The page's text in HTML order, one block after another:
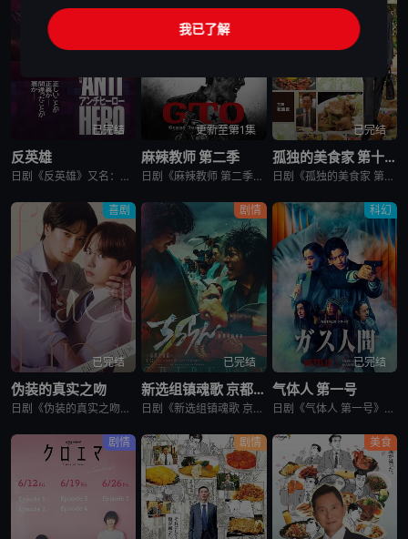
已完结
反英雄
日剧《反英雄》又名：ANTI HERO,アンチヒーロー，讲述了：本剧超越了“律政电视剧”的框架，通过长谷川博己饰演的反英雄，向观众传达“正义到底是什么?”“被认为是世上的恶，真的是坏事吗?”，以快速的
更新至第1集
麻辣教师 第二季
日剧《麻辣教师 第二季》又名：GTO 2,GTO 続編，讲述了：故事背景设定在由大型企业出资设立的私立诚进学园。在这个推崇数字化管理、师生评价透明化的“令和教育现场”，52岁的鬼塚英吉将出任班主任。面
已完结
孤独的美食家 第十一季
日剧《孤独的美食家 第十一季》又名：孤独のグルメ Season11，讲述了：《孤独的美食家》 第11季宣布回归，定档4月3日开播。这也是继2022年10月第10季播出以来，该系列时隔三年半再次推出新一
喜剧
已完结
伪装的真实之吻
日剧《伪装的真实之吻》又名：Fake Fact Lips,フェイクファクトリップス，讲述了：四谷良与志藤全自高中时代起便是竞争对手，如今又成为营业部同期。同样优秀的两人，从成绩、运动到情人节巧克力数量
剧情
已完结
新选组镇魂歌 京都决战篇
日剧《新选组镇魂歌 京都决战篇》又名：ちるらん 新撰組鎮魂歌 配信ドラマ,ちるらん 新撰組鎮魂歌 京都決戦篇，讲述了：幕末的江户，终日打架斗殴、被称作“刺头”的土方岁三，与近藤勇、山南敬助、冲田总司等
科幻
已完结
气体人 第一号
日剧《气体人 第一号》又名：气体人第一号,气体人 第1号,气体人,Human Vapor,ガス人間，讲述了：冈本贤治（小栗旬 饰）是一位停职中的刑警，受命追查造成一连串离奇命案的罪魁祸首。一切始于一位
剧情 剧情 美食
我已了解